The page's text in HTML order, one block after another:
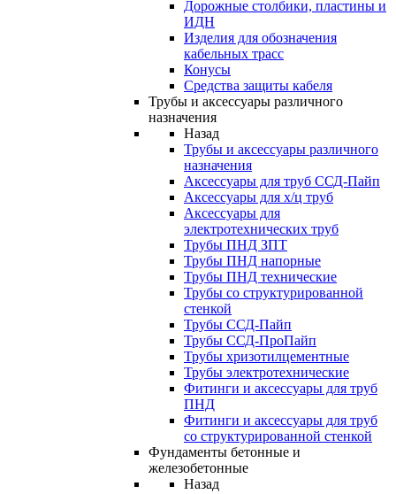
Дорожные столбики, пластины и
ИДН
Изделия для обозначения
кабельных трасс
Конусы
Средства защиты кабеля
Трубы и аксессуары различного
назначения
Назад
Трубы и аксессуары различного
назначения
Аксессуары для труб ССД-Пайп
Аксессуары для х/ц труб
Аксессуары для
электротехнических труб
Трубы ПНД ЗПТ
Трубы ПНД напорные
Трубы ПНД технические
Трубы со структурированной
стенкой
Трубы ССД-Пайп
Трубы ССД-ПроПайп
Трубы хризотилцементные
Трубы электротехнические
Фитинги и аксессуары для труб
ПНД
Фитинги и аксессуары для труб
со структурированной стенкой
Фундаменты бетонные и
железобетонные
Назад